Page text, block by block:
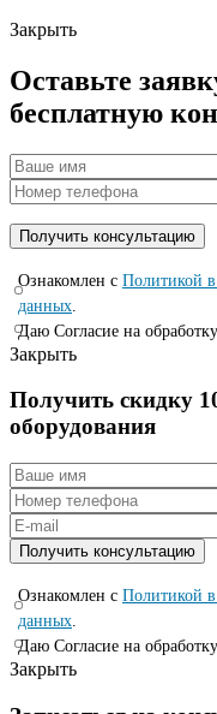
Закрыть
Оставьте
бесплатную
Ознакомлен с Политикой
данных
Даю Согласие на обработку
Закрыть
Получить скидку
оборудования
Ознакомлен с Политикой
данных
Даю Согласие на обработку
Закрыть